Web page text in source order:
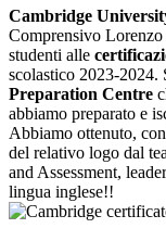
Cambridge
Comprensivo
studenti alle
scolastico 2023-
Preparation Centre
abbiamo preparato e
Abbiamo ottenuto,
del relativo logo dal
and Assessment,
lingua inglese!!